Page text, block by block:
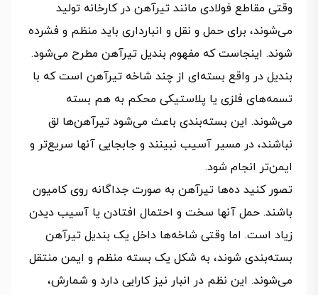
وقتی مقاطع فولادی مانند تیرآهن در کارخانه تولید
می‌شوند، برای حمل‌ و نقل و انبارداری باید منظم و فشرده
شوند. اینجاست که مفهوم بندیل تیرآهن مطرح می‌شود.
بندیل در واقع بسته‌ای از چند شاخه تیرآهن است که با
تسمه‌های فلزی یا پلاستیکی محکم به هم بسته
می‌شوند. این بسته‌بندی باعث می‌شود تیرآهن‌ها لق
نباشند، در مسیر آسیب نبینند و جابجایی آنها سریع‌تر و
ایمن‌تر انجام شود.
تصور کنید ده‌ها تیرآهن به صورت جداگانه روی کامیون
باشند. حمل آنها سخت و احتمال افتادن یا آسیب دیدن
زیاد است. اما وقتی شاخه‌ها داخل یک بندیل تیرآهن
بسته‌بندی شوند، به شکل یک بسته منظم و ایمن منتقل
می‌شوند. این نظم در انبار نیز کارایی دارد و شمارش،